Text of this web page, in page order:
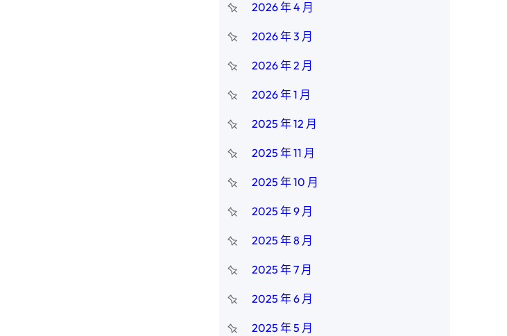
2026 年 4 月
2026 年 3 月
2026 年 2 月
2026 年 1 月
2025 年 12 月
2025 年 11 月
2025 年 10 月
2025 年 9 月
2025 年 8 月
2025 年 7 月
2025 年 6 月
2025 年 5 月